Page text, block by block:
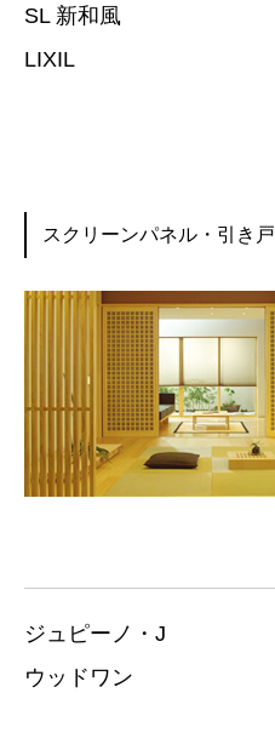
SL 新和風
LIXIL
スクリーンパネル・引き戸
ジュピーノ・J
ウッドワン